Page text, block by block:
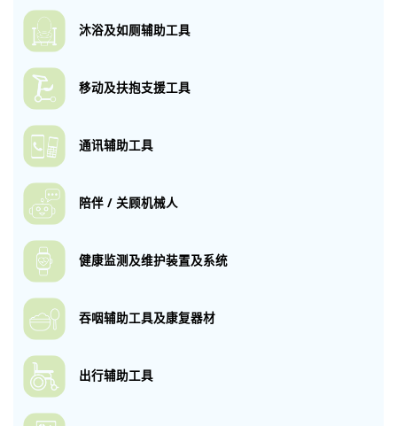
沐浴及如厕辅助工具
移动及扶抱支援工具
通讯辅助工具
陪伴 / 关顾机械人
健康监测及维护装置及系统
吞咽辅助工具及康复器材
出行辅助工具